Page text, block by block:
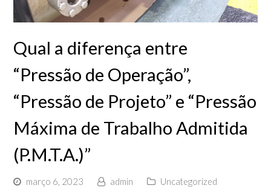
Qual a diferença entre
“Pressão de Operação”,
“Pressão de Projeto” e “Pressão
Máxima de Trabalho Admitida
(P.M.T.A.)”
março 6, 2023 admin
Uncategorized